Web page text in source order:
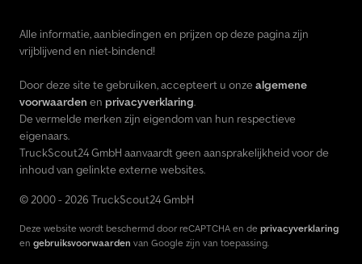
Alle informatie, aanbiedingen en prijzen op deze pagina zijn
vrijblijvend en niet-bindend!
Door deze site te gebruiken, accepteert u onze algemene
voorwaarden en privacyverklaring.
De vermelde merken zijn eigendom van hun respectieve
eigenaars.
TruckScout24 GmbH aanvaardt geen aansprakelijkheid voor de
inhoud van gelinkte externe websites.
© 2000 - 2026 TruckScout24 GmbH
Deze website wordt beschermd door reCAPTCHA en de privacyverklaring
en gebruiksvoorwaarden van Google zijn van toepassing.